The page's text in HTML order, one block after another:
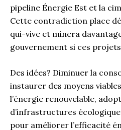
pipeline Énergie Est et la
Cette contradiction place
qui-vive et minera
gouvernement si ces
Des idées? Diminuer la
instaurer des moyens
l’énergie renouvelable,
d’infrastructures
pour améliorer l’efficacité